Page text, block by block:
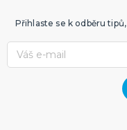
Přihlaste se k odběru